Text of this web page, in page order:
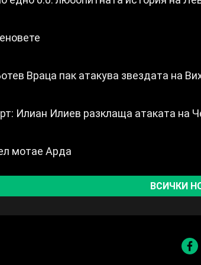
Враца пак атакува звездата на
Илиан Илиев разклаща атаката на
мотае Арда
ВСИЧКИ